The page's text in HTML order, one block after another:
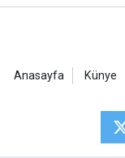
Anasayfa Künye